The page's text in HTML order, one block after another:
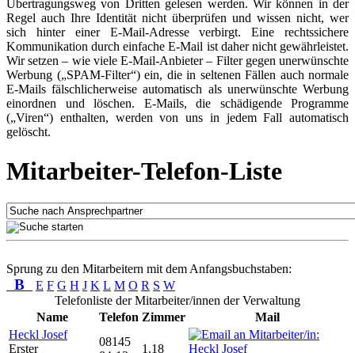
Übertragungsweg von Dritten gelesen werden. Wir können in der
Regel auch Ihre Identität nicht überprüfen und wissen nicht, wer
sich hinter einer E-Mail-Adresse verbirgt. Eine rechtssichere
Kommunikation durch einfache E-Mail ist daher nicht gewährleistet.
Wir setzen – wie viele E-Mail-Anbieter – Filter gegen unerwünschte
Werbung („SPAM-Filter“) ein, die in seltenen Fällen auch normale
E-Mails fälschlicherweise automatisch als unerwünschte Werbung
einordnen und löschen. E-Mails, die schädigende Programme
(„Viren“) enthalten, werden von uns in jedem Fall automatisch
gelöscht.
Mitarbeiter-Telefon-Liste
Sprung zu den Mitarbeitern mit dem Anfangsbuchstaben:
B E F G H J K L M O R S W
Telefonliste der Mitarbeiter/innen der Verwaltung
Name
Telefon Zimmer
Mail
Heckl Josef
Erster
08145
1.18